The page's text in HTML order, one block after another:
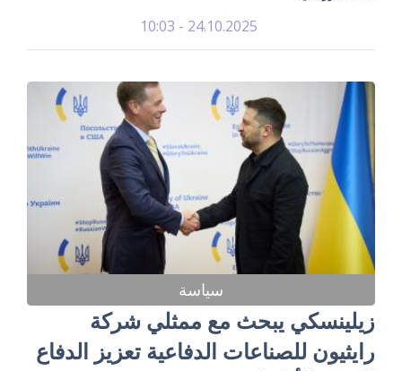
24.10.2025 - 10:03
سياسة
زيلينسكي يبحث مع ممثلي شركة
رايثيون للصناعات الدفاعية تعزيز الدفاع